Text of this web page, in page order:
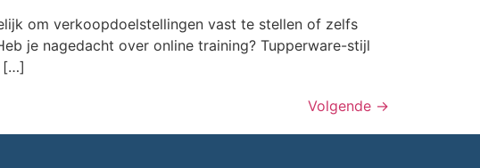
om verkoopdoelstellingen vast te stellen of zelfs
je nagedacht over online training? Tupperware-stijl
[…]
Volgende →